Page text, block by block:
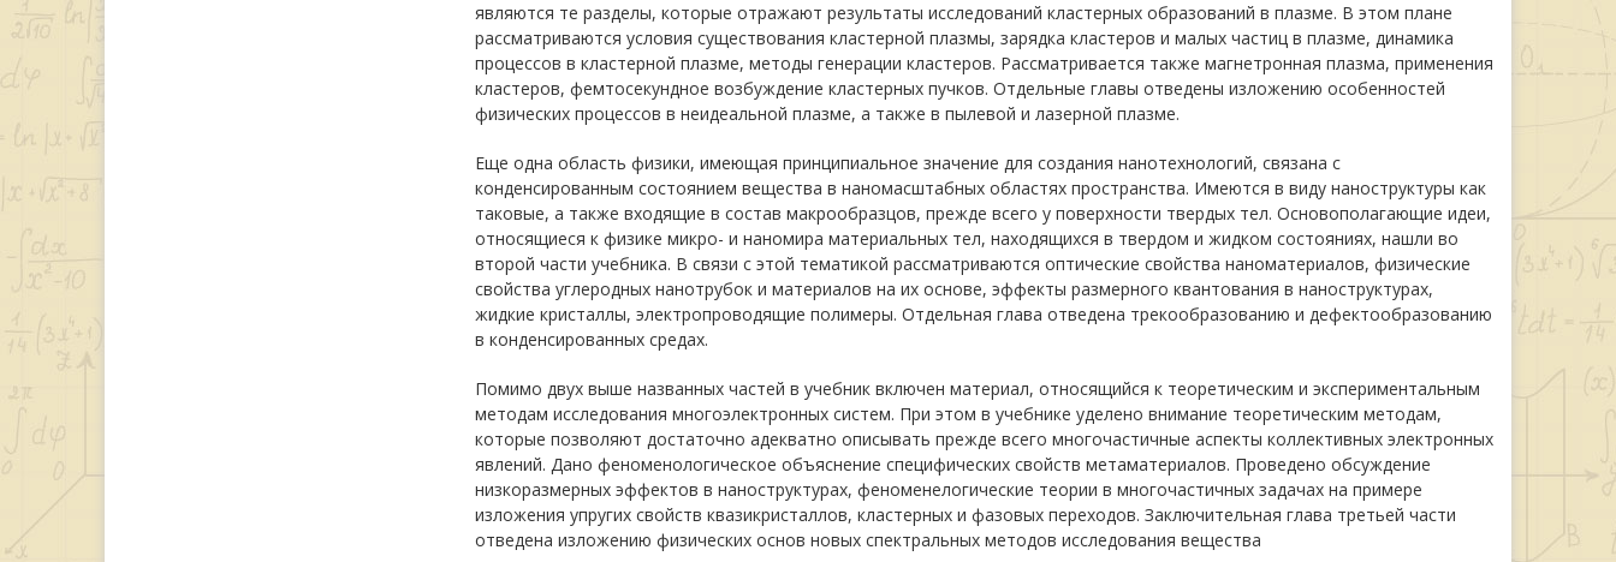
являются те разделы, которые отражают результаты исследований кластерных образований в плазме. В этом плане
рассматриваются условия существования кластерной плазмы, зарядка кластеров и малых частиц в плазме, динамика
процессов в кластерной плазме, методы генерации кластеров. Рассматривается также магнетронная плазма, применения
кластеров, фемтосекундное возбуждение кластерных пучков. Отдельные главы отведены изложению особенностей
физических процессов в неидеальной плазме, а также в пылевой и лазерной плазме.
Еще одна область физики, имеющая принципиальное значение для создания нанотехнологий, связана с
конденсированным состоянием вещества в наномасштабных областях пространства. Имеются в виду наноструктуры как
таковые, а также входящие в состав макрообразцов, прежде всего у поверхности твердых тел. Основополагающие идеи,
относящиеся к физике микро- и наномира материальных тел, находящихся в твердом и жидком состояниях, нашли во
второй части учебника. В связи с этой тематикой рассматриваются оптические свойства наноматериалов, физические
свойства углеродных нанотрубок и материалов на их основе, эффекты размерного квантования в наноструктурах,
жидкие кристаллы, электропроводящие полимеры. Отдельная глава отведена трекообразованию и дефектообразованию
в конденсированных средах.
Помимо двух выше названных частей в учебник включен материал, относящийся к теоретическим и экспериментальным
методам исследования многоэлектронных систем. При этом в учебнике уделено внимание теоретическим методам,
которые позволяют достаточно адекватно описывать прежде всего многочастичные аспекты коллективных электронных
явлений. Дано феноменологическое объяснение специфических свойств метаматериалов. Проведено обсуждение
низкоразмерных эффектов в наноструктурах, феноменелогические теории в многочастичных задачах на примере
изложения упругих свойств квазикристаллов, кластерных и фазовых переходов. Заключительная глава третьей части
отведена изложению физических основ новых спектральных методов исследования вещества